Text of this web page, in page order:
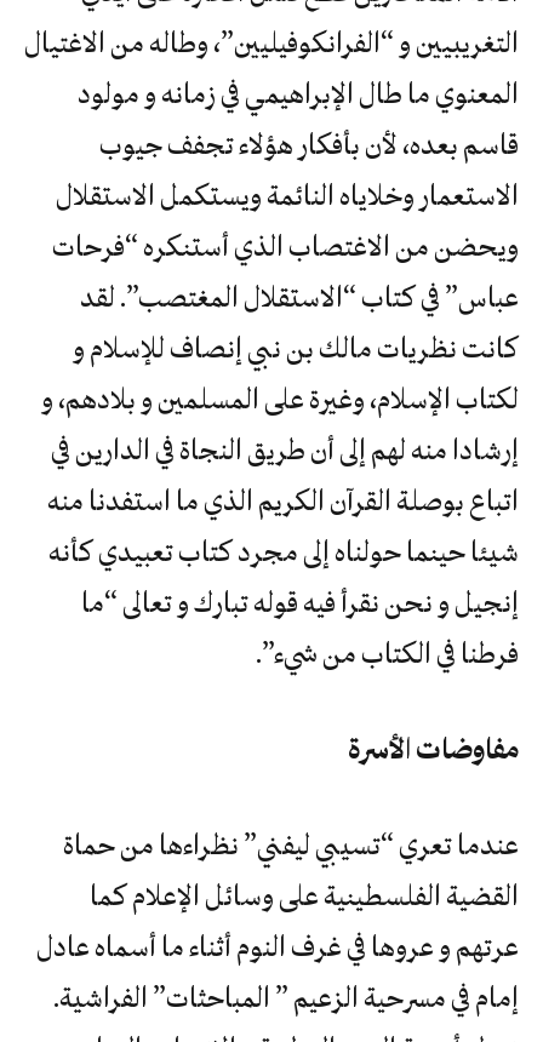
التغريبيين و “الفرانكوفيليين”، وطاله من الاغتيال
المعنوي ما طال الإبراهيمي في زمانه و مولود
قاسم بعده، لأن بأفكار هؤلاء تجفف جيوب
الاستعمار وخلاياه النائمة ويستكمل الاستقلال
ويحضن من الاغتصاب الذي أستنكره “فرحات
عباس” في كتاب “الاستقلال المغتصب”. لقد
كانت نظريات مالك بن نبي إنصاف للإسلام و
لكتاب الإسلام، وغيرة على المسلمين و بلادهم، و
إرشادا منه لهم إلى أن طريق النجاة في الدارين في
اتباع بوصلة القرآن الكريم الذي ما استفدنا منه
شيئا حينما حولناه إلى مجرد كتاب تعبيدي كأنه
إنجيل و نحن نقرأ فيه قوله تبارك و تعالى “ما
فرطنا في الكتاب من شيء”.
مفاوضات الأسرة
عندما تعري “تسيبي ليفني” نظراءها من حماة
القضية الفلسطينية على وسائل الإعلام كما
عرتهم و عروها في غرف النوم أثناء ما أسماه عادل
إمام في مسرحية الزعيم ” المباحثات” الفراشية.